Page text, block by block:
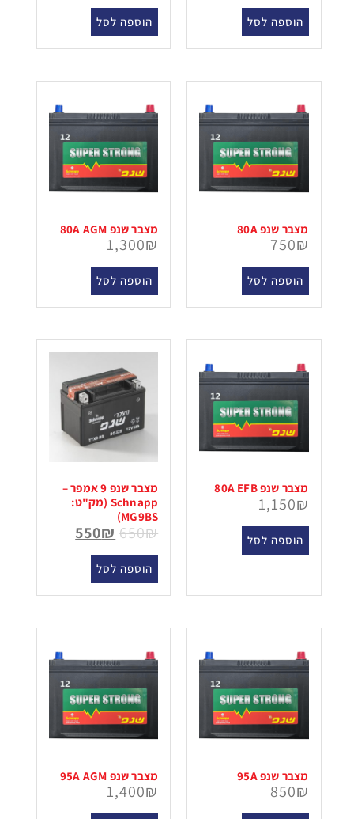
הוספה לסל הוספה לסל
מצבר שנפ 80A
750₪
הוספה לסל
מצבר שנפ 80A AGM
1,300₪
הוספה לסל
מצבר שנפ 80A EFB
1,150₪
הוספה לסל
מצבר שנפ 9 אמפר –
Schnapp (מק"ט:
MG9BS)
650₪
550₪
הוספה לסל
מצבר שנפ 95A
850₪
מצבר שנפ 95A AGM
1,400₪